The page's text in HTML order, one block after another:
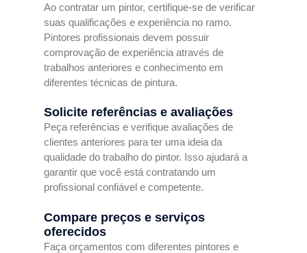
Ao contratar um pintor, certifique-se de verificar
suas qualificações e experiência no ramo.
Pintores profissionais devem possuir
comprovação de experiência através de
trabalhos anteriores e conhecimento em
diferentes técnicas de pintura.
Solicite referências e avaliações
Peça referências e verifique avaliações de
clientes anteriores para ter uma ideia da
qualidade do trabalho do pintor. Isso ajudará a
garantir que você está contratando um
profissional confiável e competente.
Compare preços e serviços
oferecidos
Faça orçamentos com diferentes pintores e